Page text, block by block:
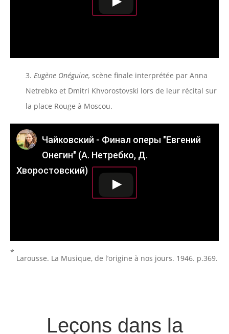
3. Eugène Onéguine, scène finale interprétée par Anna
Netrebko et Dmitri Khvorostovski lors de leur récital sur
la place Rouge à Moscou.
Чайковский - Финал оперы "Евгений
Онегин" (А. Нетребко, Д.
Хворостовский)
*
Larousse. La Musique, de l’origine à nos jours. 1946. p.369.
Leçons dans la